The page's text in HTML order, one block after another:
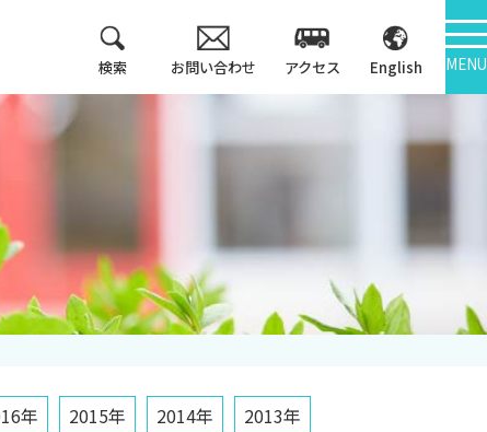
検索 お問い合わせ アクセス English MENU
教育方針
カリキュラム・マッ
プ等
キャンパス紹介
中期計画
年 2015年 2014年 2013年